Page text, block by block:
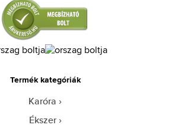
Termék kategóriák
Karóra
Ékszer